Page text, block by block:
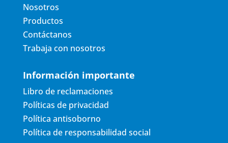
Nosotros
Productos
Contáctanos
Trabaja con nosotros
Información importante
Libro de reclamaciones
Políticas de privacidad
Política antisoborno
Política de responsabilidad social